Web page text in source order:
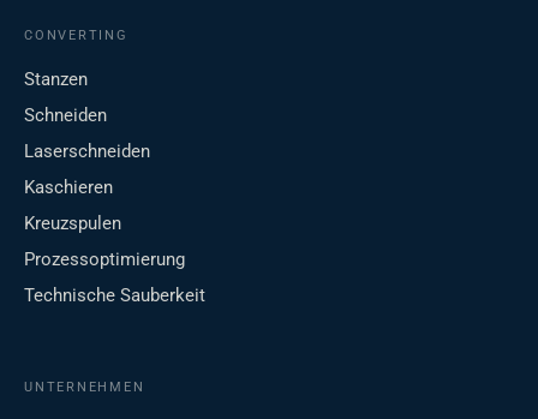
CONVERTING
Stanzen
Schneiden
Laserschneiden
Kaschieren
Kreuzspulen
Prozessoptimierung
Technische Sauberkeit
UNTERNEHMEN